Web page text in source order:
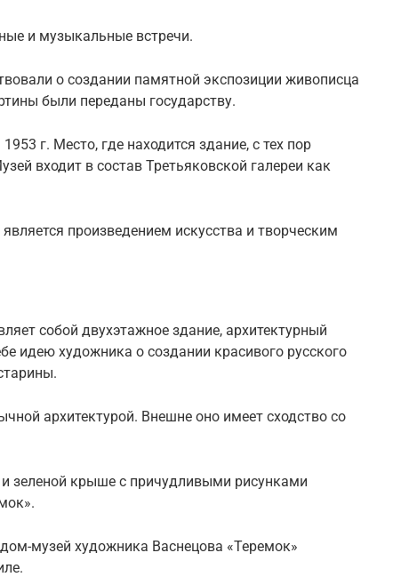
и музыкальные встречи.
о создании памятной экспозиции живописца
были переданы государству.
г. Место, где находится здание, с тех пор
входит в состав Третьяковской галереи как
произведением искусства и творческим
собой двухэтажное здание, архитектурный
идею художника о создании красивого русского
архитектурой. Внешне оно имеет сходство со
зеленой крыше с причудливыми рисунками
музей художника Васнецова «Теремок»